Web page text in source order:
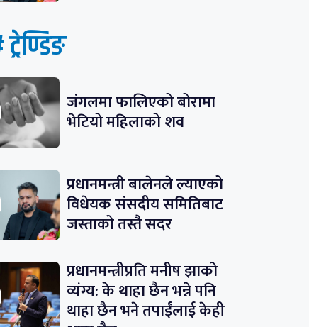
जंगलमा फालिएको बोरामा
भेटियो महिलाको शव
प्रधानमन्त्री बालेनले ल्याएको
विधेयक संसदीय समितिबाट
जस्ताको तस्तै सदर
प्रधानमन्त्रीप्रति मनीष झाको
व्यंग्य: के थाहा छैन भन्ने पनि
थाहा छैन भने तपाईंलाई केही